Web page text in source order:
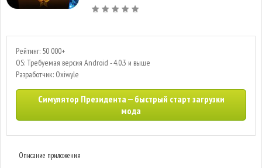
Рейтинг: 50 000+
OS: Требуемая версия Android - 4.0.3 и выше
Разработчик: Oxiwyle
Симулятор Президента — быстрый старт загрузки
мода
Описание приложения